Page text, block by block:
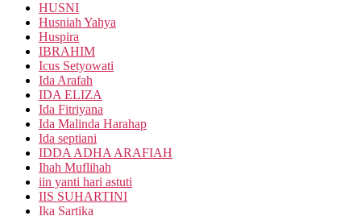
HUSNI
Husniah Yahya
Huspira
IBRAHIM
Icus Setyowati
Ida Arafah
IDA ELIZA
Ida Fitriyana
Ida Malinda Harahap
Ida septiani
IDDA ADHA ARAFIAH
Ihah Muflihah
iin yanti hari astuti
IIS SUHARTINI
Ika Sartika